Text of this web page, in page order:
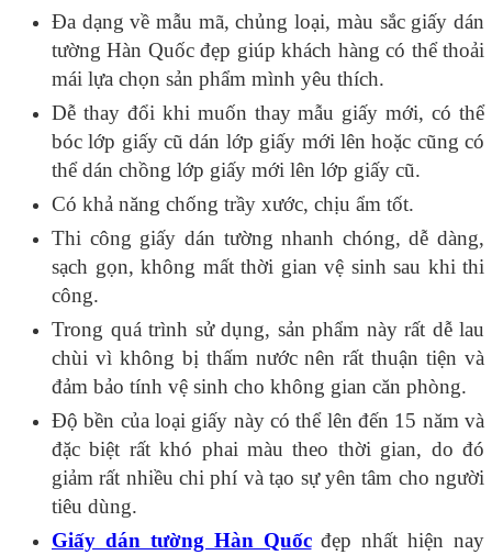
Đa dạng về mẫu mã, chủng loại, màu sắc giấy dán
tường Hàn Quốc đẹp giúp khách hàng có thể thoải
mái lựa chọn sản phẩm mình yêu thích.
Dễ thay đổi khi muốn thay mẫu giấy mới, có thể
bóc lớp giấy cũ dán lớp giấy mới lên hoặc cũng có
thể dán chồng lớp giấy mới lên lớp giấy cũ.
Có khả năng chống trầy xước, chịu ẩm tốt.
Thi công giấy dán tường nhanh chóng, dễ dàng,
sạch gọn, không mất thời gian vệ sinh sau khi thi
công.
Trong quá trình sử dụng, sản phẩm này rất dễ lau
chùi vì không bị thấm nước nên rất thuận tiện và
đảm bảo tính vệ sinh cho không gian căn phòng.
Độ bền của loại giấy này có thể lên đến 15 năm và
đặc biệt rất khó phai màu theo thời gian, do đó
giảm rất nhiều chi phí và tạo sự yên tâm cho người
tiêu dùng.
Giấy dán tường Hàn Quốc đẹp nhất hiện nay